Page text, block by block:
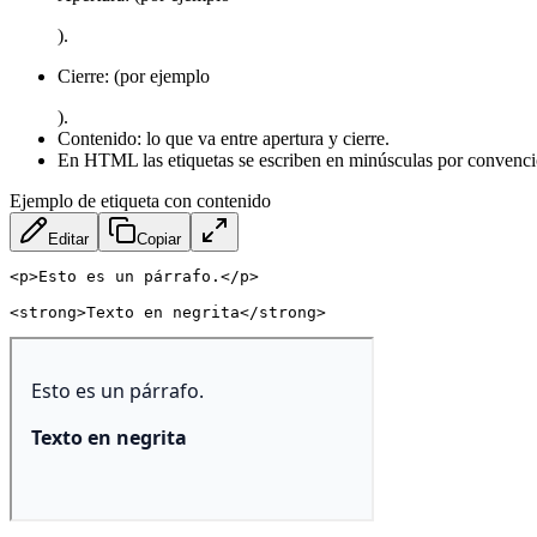
).
Cierre: (por ejemplo
).
Contenido: lo que va entre apertura y cierre.
En HTML las etiquetas se escriben en minúsculas por
Ejemplo de etiqueta con contenido
Editar Copiar
<p>Esto es un párrafo. </p>
<strong>Texto en negrita</strong>